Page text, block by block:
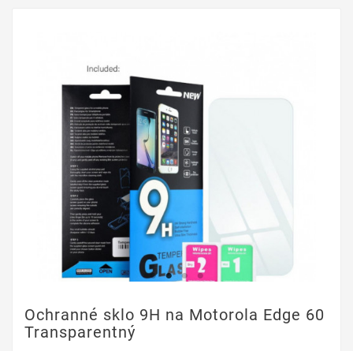
Ochranné sklo 9H na Motorola Edge 60
Transparentný